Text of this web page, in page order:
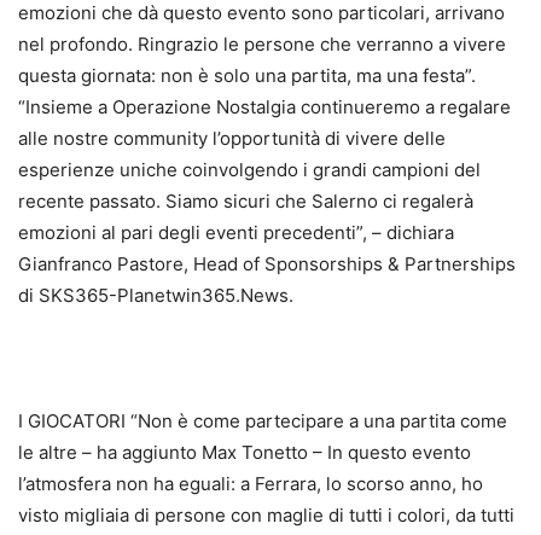
emozioni che dà questo evento sono particolari, arrivano
nel profondo. Ringrazio le persone che verranno a vivere
questa giornata: non è solo una partita, ma una festa”.
“Insieme a Operazione Nostalgia continueremo a regalare
alle nostre community l’opportunità di vivere delle
esperienze uniche coinvolgendo i grandi campioni del
recente passato. Siamo sicuri che Salerno ci regalerà
emozioni al pari degli eventi precedenti”, – dichiara
Gianfranco Pastore, Head of Sponsorships & Partnerships
di SKS365-Planetwin365.News.
I GIOCATORI “Non è come partecipare a una partita come
le altre – ha aggiunto Max Tonetto – In questo evento
l’atmosfera non ha eguali: a Ferrara, lo scorso anno, ho
visto migliaia di persone con maglie di tutti i colori, da tutti